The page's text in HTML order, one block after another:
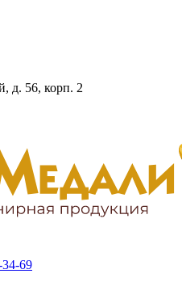
д. 56, корп. 2
69